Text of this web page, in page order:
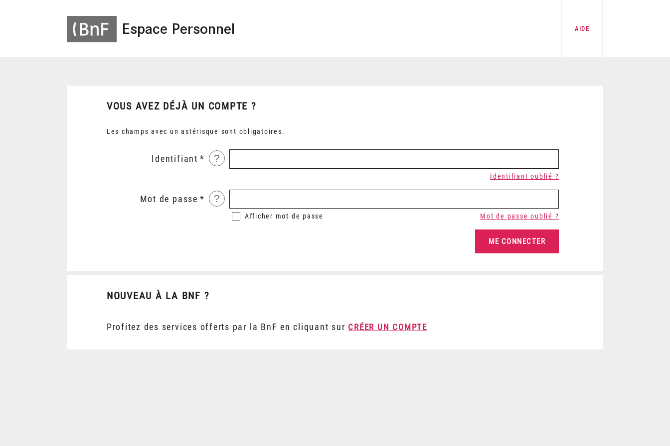
Espace Personnel AIDE
VOUS AVEZ DÉJÀ UN COMPTE ?
Les champs avec un astérisque sont obligatoires.
Identifiant ?
Identifiant oublié ?
Mot de passe ?
Afficher mot de passe Mot de passe oublié ?
NOUVEAU À LA BNF ?
Profitez des services offerts par la BnF en cliquant sur CRÉER UN COMPTE